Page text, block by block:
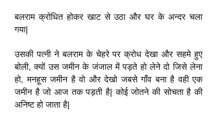
बलराम क्रोधित होकर खाट से उठा और घर के अन्दर चला
गया|
उसकी पत्नी ने बलराम के चेहरे पर क्रोध देखा और सहमे हुए
बोली,क्यों उस जमीन के जंजाल में पड़ते हो लेने दो जिसे लेना
हो,मनहूस जमीन है वो और देखो जबसे गाँव बना है वही एक
जमीन है जो आज तक पड़ती है |कोई जोतने की सोचता है की
अनिष्ट हो जाता है